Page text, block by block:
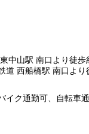
中山駅 南口より徒歩
道 西船橋駅 南口より
イク通勤可、自転車